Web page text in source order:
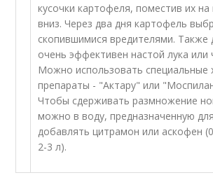
кусочки картофеля, поместив их
вниз. Через два дня картофель
скопившимися вредителями. Также
очень эффективен настой лука или
Можно использовать специальные
препараты - "Актару" или
Чтобы сдерживать размножение
можно в воду, предназначенную
добавлять цитрамон или аскофен
2-3 л).